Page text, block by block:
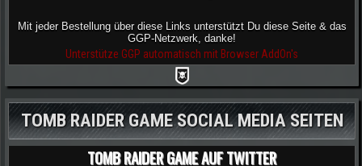
Mit jeder Bestellung über diese Links unterstützt Du diese Seite & das
GGP-Netzwerk, danke!
Unterstütze GGP automatisch mit Browser AddOn's
TOMB RAIDER GAME SOCIAL MEDIA SEITEN
TOMB RAIDER GAME AUF TWITTER